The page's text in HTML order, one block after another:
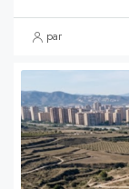
par